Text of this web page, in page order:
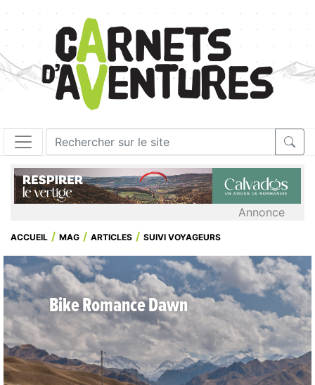
Annonce
ACCUEIL MAG ARTICLES SUIVI VOYAGEURS
Bike Romance Dawn